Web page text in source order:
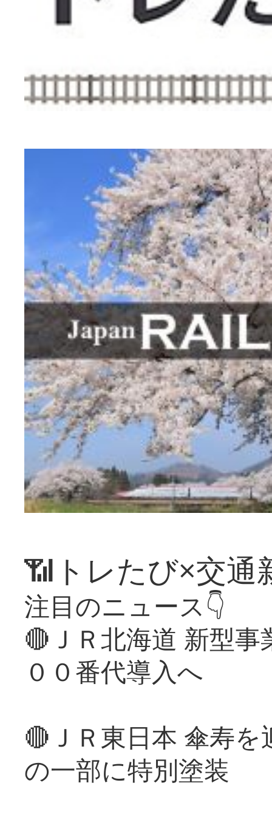
📶トレたび×交通
注目のニュース👇
🔴ＪＲ北海道 新型
００番代導入へ
🔴ＪＲ東日本 傘寿
の一部に特別塗装